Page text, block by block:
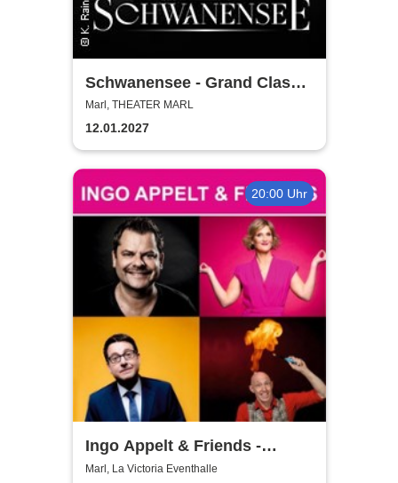
Schwanensee - Grand Classic
Ballet - Die traditionelle
Wintertournee
Marl, THEATER MARL
12.01.2027
20:00 Uhr
Ingo Appelt & Friends -
Püttkultur Comedy XXL
Marl, La Victoria Eventhalle